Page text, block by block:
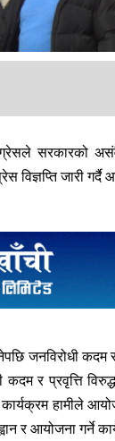
सरकारको
विज्ञप्ति जारी
जनविरोधी
कदम र प्रवृत्ति
कार्यक्रम हामीले
र आयोजना गर्ने